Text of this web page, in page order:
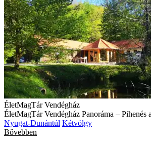
ÉletMagTár Vendégház
ÉletMagTár Vendégház Panoráma – Pihenés
Nyugat-Dunántúl Kétvölgy
Bővebben